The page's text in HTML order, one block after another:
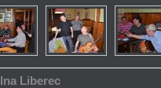
Liberec